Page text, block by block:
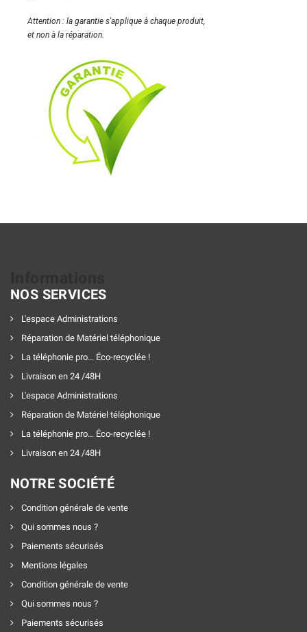
Attention : la garantie s'applique à chaque produit,
et non à la réparation.
NOS SERVICES
L'espace Administrations
Réparation de Matériel téléphonique
La téléphonie pro... Éco-recyclée !
Livraison en 24 /48H
L'espace Administrations
Réparation de Matériel téléphonique
La téléphonie pro... Éco-recyclée !
Livraison en 24 /48H
NOTRE SOCIÉTÉ
Condition générale de vente
Qui sommes nous ?
Paiements sécurisés
Mentions légales
Condition générale de vente
Qui sommes nous ?
Paiements sécurisés